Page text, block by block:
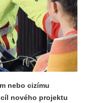
nebo cizímu
nového projektu